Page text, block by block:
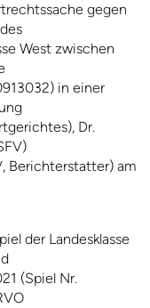
gegen
West zwischen
in einer
Dr.
Berichterstatter) am
der Landesklasse
(Spiel Nr.